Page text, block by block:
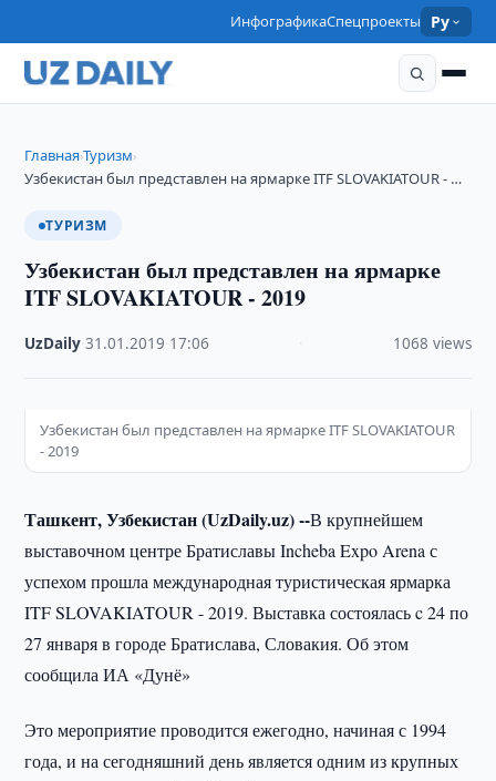
ИнфографикаСпецпроекты Ру
Главная›Туризм›
Узбекистан был представлен на ярмарке ITF SLOVAKIATOUR - …
ТУРИЗМ
Узбекистан был представлен на ярмарке
ITF SLOVAKIATOUR - 2019
UzDaily ·31.01.2019 17:06 1068 views
Узбекистан был представлен на ярмарке ITF SLOVAKIATOUR
- 2019
Ташкент, Узбекистан (UzDaily.uz) --В крупнейшем
выставочном центре Братиславы Incheba Expo Arena с
успехом прошла международная туристическая ярмарка
ITF SLOVAKIATOUR - 2019. Выставка состоялась c 24 по
27 января в городе Братислава, Словакия. Об этом
сообщила ИА «Дунё»
Это мероприятие проводится ежегодно, начиная с 1994
года, и на сегодняшний день является одним из крупных